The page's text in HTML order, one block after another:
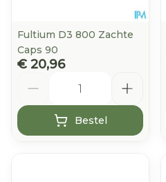
Fultium D3 800 Zachte
Caps 90
€ 20,96
Bestel